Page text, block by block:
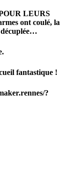
LEURS
ont coulé, la
décuplée…
fantastique !
?